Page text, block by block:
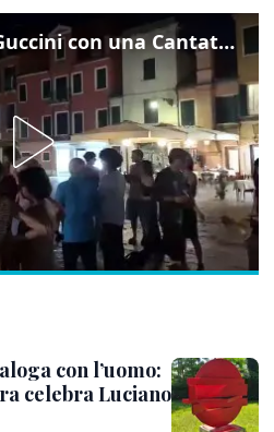
Venezia omaggia Guccini con una Cantata Anarchica in campo Santa Margherita
con l’uomo:
celebra Luciano